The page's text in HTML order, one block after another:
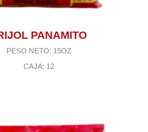
PANAMITO
PESO NETO: 15OZ
CAJA: 12